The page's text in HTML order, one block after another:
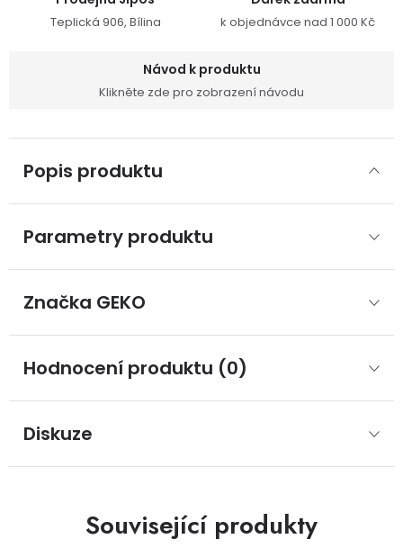
Teplická 906, Bílina k objednávce nad 1 000 Kč
Návod k produktu
Klikněte zde pro zobrazení návodu
Popis produktu
Parametry produktu
Značka GEKO
Hodnocení produktu (0)
Diskuze
Související produkty